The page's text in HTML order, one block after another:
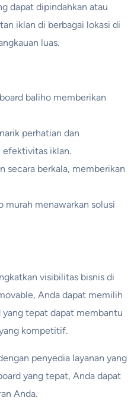
dapat dipindahkan atau
iklan di berbagai lokasi di
luas.
baliho memberikan
perhatian dan
efektivitas iklan.
secara berkala, memberikan
murah menawarkan solusi
visibilitas bisnis di
Anda dapat memilih
yang tepat dapat membantu
kompetitif.
penyedia layanan yang
yang tepat, Anda dapat
Anda.